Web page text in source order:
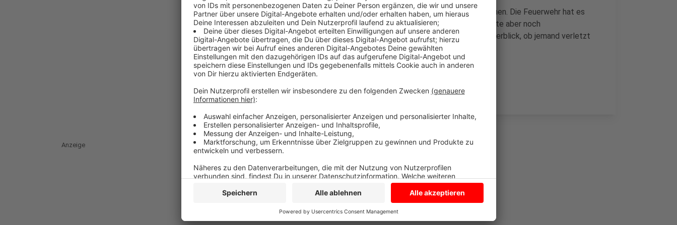
In einem der Hochhäuser hier war Feuer in einer Küche ausgebrochen. Die Feuerwehr hat es
inzwischen gelöscht. Der Kreuzungsbereich ist für die Einsatzkräfte aber noch
abgesperrt.Polizei und Feuerwehr verschaffen sich noch einen Überblick, ob jemand verletzt
wurde.
Anzeige
Anzeige